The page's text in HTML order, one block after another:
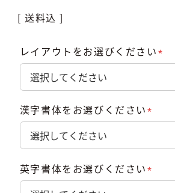
送料込
レイアウトをお選びください
漢字書体をお選びください
英字書体をお選びください